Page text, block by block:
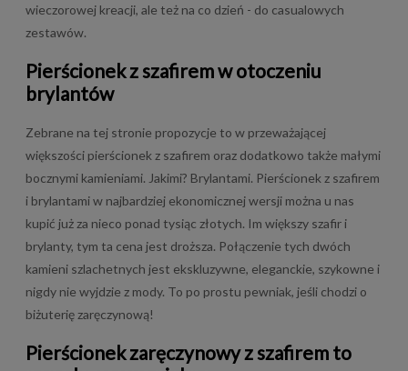
wieczorowej kreacji, ale też na co dzień - do casualowych
zestawów.
Pierścionek z szafirem w otoczeniu
brylantów
Zebrane na tej stronie propozycje to w przeważającej
większości pierścionek z szafirem oraz dodatkowo także małymi
bocznymi kamieniami. Jakimi? Brylantami. Pierścionek z szafirem
i brylantami w najbardziej ekonomicznej wersji można u nas
kupić już za nieco ponad tysiąc złotych. Im większy szafir i
brylanty, tym ta cena jest droższa. Połączenie tych dwóch
kamieni szlachetnych jest ekskluzywne, eleganckie, szykowne i
nigdy nie wyjdzie z mody. To po prostu pewniak, jeśli chodzi o
biżuterię zaręczynową!
Pierścionek zaręczynowy z szafirem to